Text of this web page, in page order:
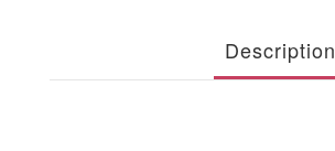
Description